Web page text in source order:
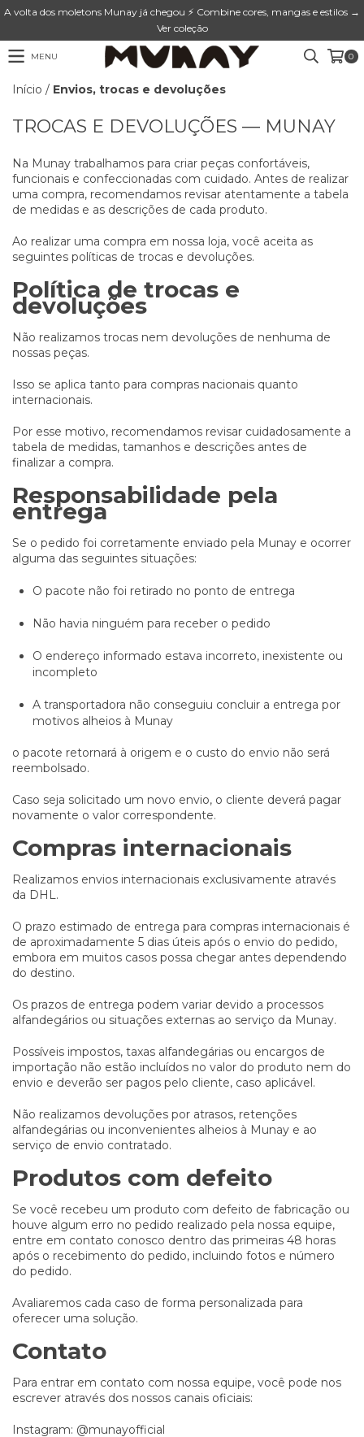
A volta dos moletons Munay já chegou ⚡ Combine cores, mangas e estilos →
Ver coleção
MENU 0
Início / Envios, trocas e devoluções
TROCAS E DEVOLUÇÕES — MUNAY
Na Munay trabalhamos para criar peças confortáveis,
funcionais e confeccionadas com cuidado. Antes de realizar
uma compra, recomendamos revisar atentamente a tabela
de medidas e as descrições de cada produto.
Ao realizar uma compra em nossa loja, você aceita as
seguintes políticas de trocas e devoluções.
Política de trocas e
devoluções
Não realizamos trocas nem devoluções de nenhuma de
nossas peças.
Isso se aplica tanto para compras nacionais quanto
internacionais.
Por esse motivo, recomendamos revisar cuidadosamente a
tabela de medidas, tamanhos e descrições antes de
finalizar a compra.
Responsabilidade pela
entrega
Se o pedido foi corretamente enviado pela Munay e ocorrer
alguma das seguintes situações:
O pacote não foi retirado no ponto de entrega
Não havia ninguém para receber o pedido
O endereço informado estava incorreto, inexistente ou
incompleto
A transportadora não conseguiu concluir a entrega por
motivos alheios à Munay
o pacote retornará à origem e o custo do envio não será
reembolsado.
Caso seja solicitado um novo envio, o cliente deverá pagar
novamente o valor correspondente.
Compras internacionais
Realizamos envios internacionais exclusivamente através
da DHL.
O prazo estimado de entrega para compras internacionais é
de aproximadamente 5 dias úteis após o envio do pedido,
embora em muitos casos possa chegar antes dependendo
do destino.
Os prazos de entrega podem variar devido a processos
alfandegários ou situações externas ao serviço da Munay.
Possíveis impostos, taxas alfandegárias ou encargos de
importação não estão incluídos no valor do produto nem do
envio e deverão ser pagos pelo cliente, caso aplicável.
Não realizamos devoluções por atrasos, retenções
alfandegárias ou inconvenientes alheios à Munay e ao
serviço de envio contratado.
Produtos com defeito
Se você recebeu um produto com defeito de fabricação ou
houve algum erro no pedido realizado pela nossa equipe,
entre em contato conosco dentro das primeiras 48 horas
após o recebimento do pedido, incluindo fotos e número
do pedido.
Avaliaremos cada caso de forma personalizada para
oferecer uma solução.
Contato
Para entrar em contato com nossa equipe, você pode nos
escrever através dos nossos canais oficiais:
Instagram: @munayofficial